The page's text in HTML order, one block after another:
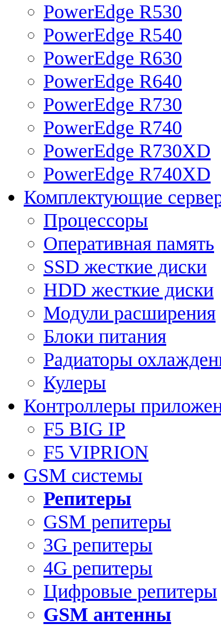
PowerEdge R530
PowerEdge R540
PowerEdge R630
PowerEdge R640
PowerEdge R730
PowerEdge R740
PowerEdge R730XD
PowerEdge R740XD
Комплектующие
Процессоры
Оперативная память
SSD жесткие диски
HDD жесткие диски
Модули расширения
Блоки питания
Радиаторы
Кулеры
Контроллеры
F5 BIG IP
F5 VIPRION
GSM системы
Репитеры
GSM репитеры
3G репитеры
4G репитеры
Цифровые репитеры
GSM антенны